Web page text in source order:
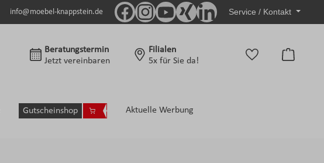
info@moebel-knappstein.de Service / Kontakt
Beratungstermin
Jetzt vereinbaren
Filialen
5x für Sie da!
Gutscheinshop Aktuelle Werbung